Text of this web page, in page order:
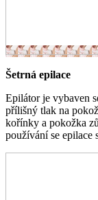
Šetrná epilace
Epilátor je vybaven
přílišný tlak na
kořínky a pokožka
používání se epilace